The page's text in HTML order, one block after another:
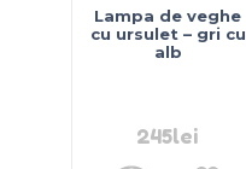
Lampa de veghe
cu ursulet – gri cu
alb
245lei